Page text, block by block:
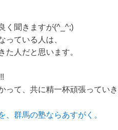
く聞きますが(^_^;)
っている人は、
た人だと思います。
って、共に精一杯頑張ってい
、群馬の塾ならあすがく。